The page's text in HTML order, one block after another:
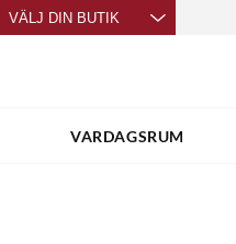
VÄLJ DIN BUTIK
VARDAGSRUM